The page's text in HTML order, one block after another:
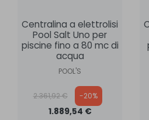
Centralina a elettrolisi
Pool Salt Uno per
piscine fino a 80 mc di
acqua
POOL'S
Prezzo base
2.361,92 € -20%
1.889,54 €